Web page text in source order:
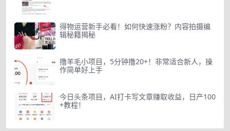
得物运营新手必看！如何快速涨粉？内容拍摄编
辑秘籍揭秘
撸羊毛小项目，5分钟撸20+！非常适合新人，操
作简单好上手
今日头条项目，AI打卡写文章赚取收益，日产100
+教程！